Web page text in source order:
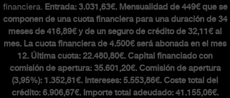
financiera. Entrada: 3.031,63€. Mensualidad de 449€ que se
componen de una cuota financiera para una duración de 34
meses de 416,89€ y de un seguro de crédito de 32,11€ al
mes. La cuota financiera de 4.500€ será abonada en el mes
12. Última cuota: 22.480,80€. Capital financiado con
comisión de apertura: 35.601,20€. Comisión de apertura
(3,95%): 1.352,81€. Intereses: 5.553,86€. Coste total del
crédito: 6.906,67€. Importe total adeudado: 41.155,06€.